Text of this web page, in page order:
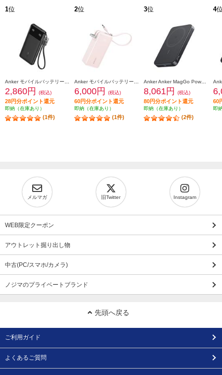
1位
2,860円 (税込)
28円分ポイント還元
即納（在庫あり）
(1件)
2位
6,000円 (税込)
60円分ポイント還元
即納（在庫あり）
(1件)
3位
8,061円 (税込)
80円分ポイント還元
即納（在庫あり）
(2件)
4
60
即
メルマガ 旧Twitter Instagram
WEB限定クーポン
アウトレット掘り出し物
中古(PC/スマホ/カメラ)
ノジマのプライベートブランド
先頭へ戻る
ご利用ガイド
よくあるご質問